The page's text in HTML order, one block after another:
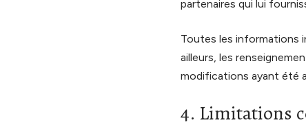
partenaires qui lui
Toutes les informations
ailleurs, les
modifications ayant été
4. Limitations